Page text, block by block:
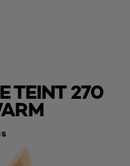
TEINT 270